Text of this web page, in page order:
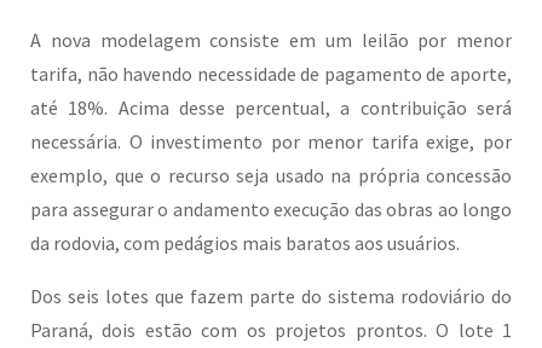
A nova modelagem consiste em um leilão por menor
tarifa, não havendo necessidade de pagamento de aporte,
até 18%. Acima desse percentual, a contribuição será
necessária. O investimento por menor tarifa exige, por
exemplo, que o recurso seja usado na própria concessão
para assegurar o andamento execução das obras ao longo
da rodovia, com pedágios mais baratos aos usuários.
Dos seis lotes que fazem parte do sistema rodoviário do
Paraná, dois estão com os projetos prontos. O lote 1